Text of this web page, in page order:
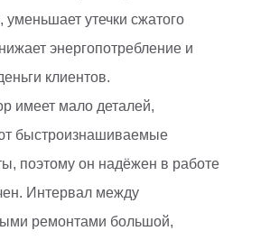
уменьшает утечки сжатого
энергопотребление и
клиентов.
имеет мало деталей,
быстроизнашиваемые
поэтому он надёжен в работе
Интервал между
ремонтами большой,